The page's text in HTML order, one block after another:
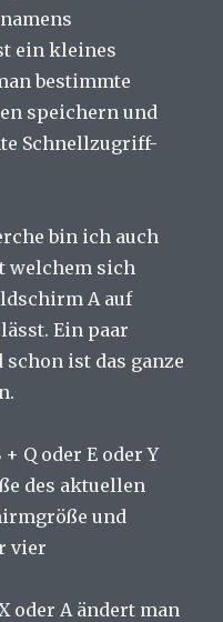
ein kleines
bestimmte
speichern und
Schnellzugriff-
bin ich auch
welchem sich
A auf
Ein paar
schon ist das ganze
Q oder E oder Y
des aktuellen
und
vier
oder A ändert man